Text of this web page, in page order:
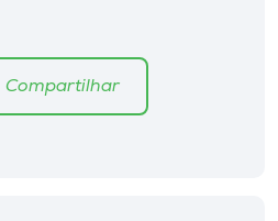
Compartilhar